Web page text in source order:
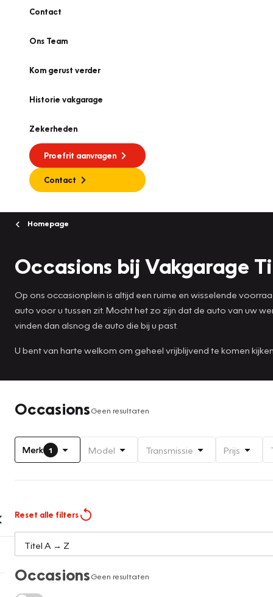
Contact
Ons Team
Kom gerust verder
Historie vakgarage
Zekerheden
Proefrit aanvragen
Contact
Homepage
Occasions bij Vakgarage
Op ons occasionplein is altijd een ruime en wisselende
auto voor u tussen zit. Mocht het zo zijn dat de auto van uw
vinden dan alsnog de auto die bij u past.
U bent van harte welkom om geheel vrijblijvend te komen
OccasionsGeen resultaten
Merk 1 Model Transmissie Prijs
Reset alle filters
OccasionsGeen resultaten